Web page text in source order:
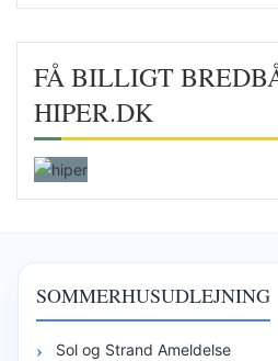
FÅ BILLIGT
HIPER.DK
SOMMERHUSUDLEJNING
Sol og Strand Ameldelse